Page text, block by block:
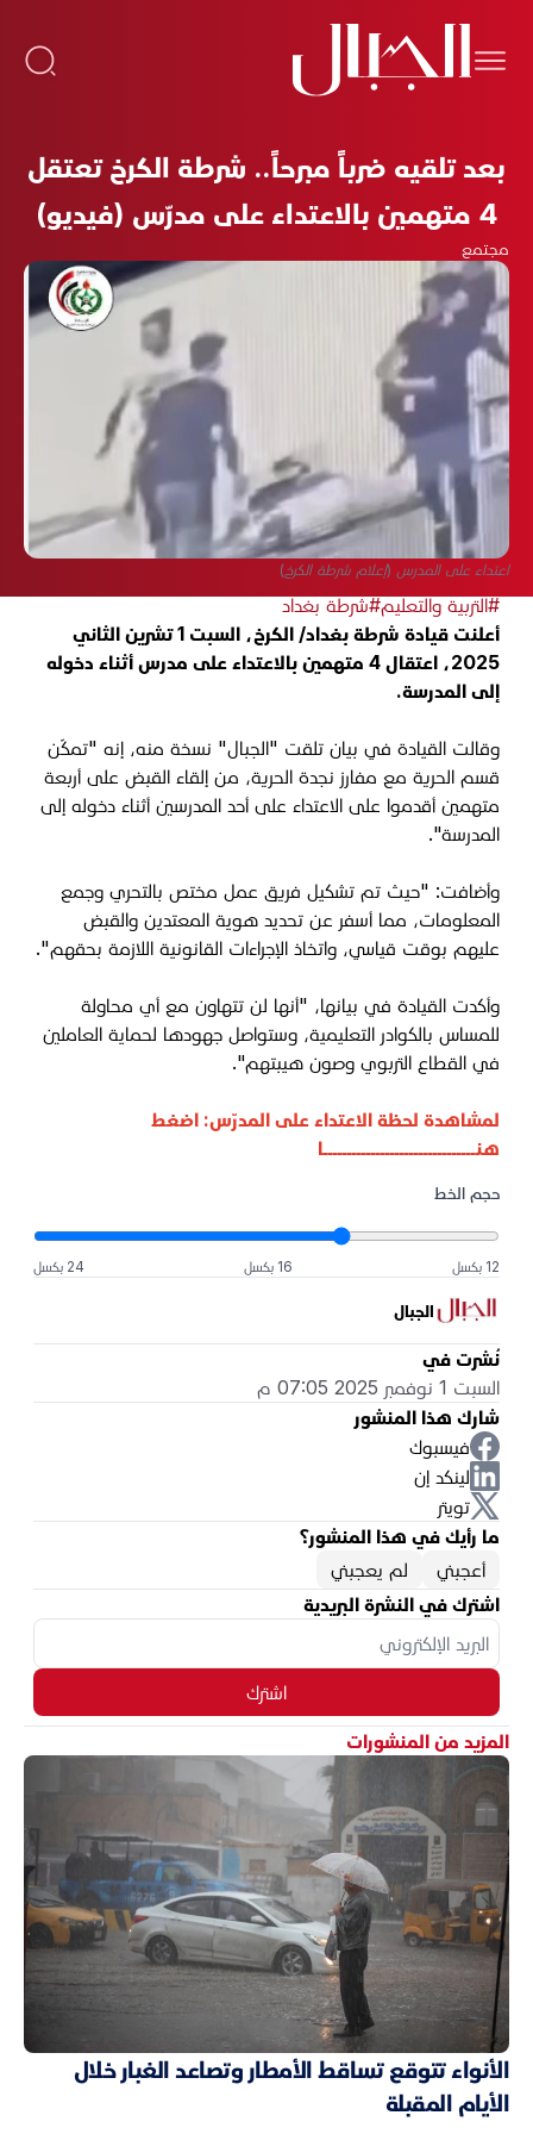
بعد تلقيه ضرباً مبرحاً.. شرطة الكرخ تعتقل
4 متهمين بالاعتداء على مدرّس (فيديو)
مجتمع
اعتداء على المدرس (إعلام شرطة الكرخ)
#التربية والتعليم#شرطة بغداد
أعلنت قيادة شرطة بغداد/ الكرخ، السبت 1 تشرين الثاني
2025، اعتقال 4 متهمين بالاعتداء على مدرس أثناء دخوله
إلى المدرسة.
وقالت القيادة في بيان تلقت "الجبال" نسخة منه، إنه "تمكّن
قسم الحرية مع مفارز نجدة الحرية، من إلقاء القبض على أربعة
متهمين أقدموا على الاعتداء على أحد المدرسين أثناء دخوله إلى
المدرسة".
وأضافت: "حيث تم تشكيل فريق عمل مختص بالتحري وجمع
المعلومات، مما أسفر عن تحديد هوية المعتدين والقبض
عليهم بوقت قياسي، واتخاذ الإجراءات القانونية اللازمة بحقهم".
وأكدت القيادة في بيانها، "أنها لن تتهاون مع أي محاولة
للمساس بالكوادر التعليمية، وستواصل جهودها لحماية العاملين
في القطاع التربوي وصون هيبتهم".
لمشاهدة لحظة الاعتداء على المدرّس: اضغط
هنــــــــــــــــــــــــــــــــا
حجم الخط
12 بكسل 16 بكسل 24 بكسل
الجبال
نُشرت في
السبت 1 نوفمبر 2025 07:05 م
شارك هذا المنشور
فيسبوك
لينكد إن
تويتر
ما رأيك في هذا المنشور؟
أعجبني
لم يعجبني
اشترك في النشرة البريدية
اشترك
المزيد من المنشورات
الأنواء تتوقع تساقط الأمطار وتصاعد الغبار خلال
الأيام المقبلة